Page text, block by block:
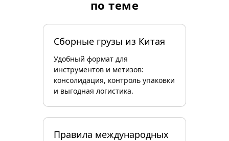
по теме
Сборные грузы из Китая
Удобный формат для
инструментов и метизов:
консолидация, контроль упаковки
и выгодная логистика.
Правила международных